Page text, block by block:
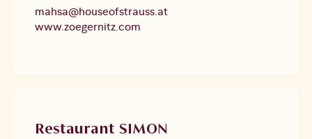
mahsa@houseofstrauss.at
www.zoegernitz.com
Restaurant SIMON